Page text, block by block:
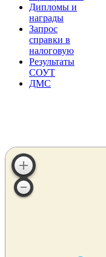
Дипломы и
награды
Запрос
справки в
налоговую
Результаты
СОУТ
ДМС